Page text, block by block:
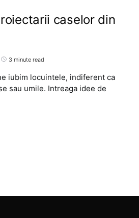
caselor din
3 minute read
iubim locuintele, indiferent ca
sau umile. Intreaga idee de